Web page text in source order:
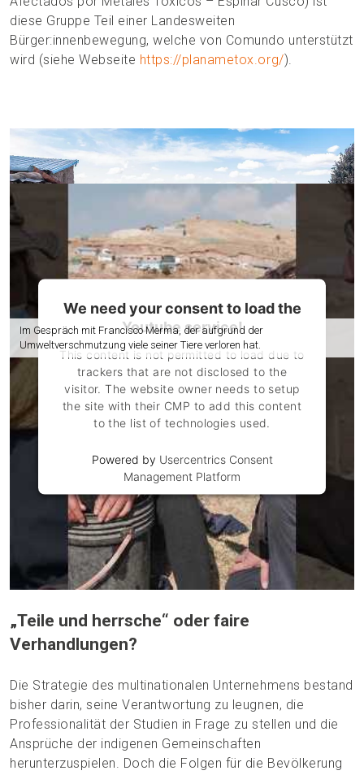
diese Gruppe Teil einer Landesweiten
Bürger:innenbewegung, welche von Comundo unterstützt
wird (siehe Webseite https://planametox.org/).
Im Gespräch mit Francisco Merma, der aufgrund der
Umweltverschmutzung viele seiner Tiere verloren hat.
We need your consent to load the
Youtube service!
This content is not permitted to load due to
trackers that are not disclosed to the
visitor. The website owner needs to setup
the site with their CMP to add this content
to the list of technologies used.
Powered by Usercentrics Consent
Management Platform
„Teile und herrsche“ oder faire
Verhandlungen?
Die Strategie des multinationalen Unternehmens bestand
bisher darin, seine Verantwortung zu leugnen, die
Professionalität der Studien in Frage zu stellen und die
Ansprüche der indigenen Gemeinschaften
herunterzuspielen. Doch die Folgen für die Bevölkerung